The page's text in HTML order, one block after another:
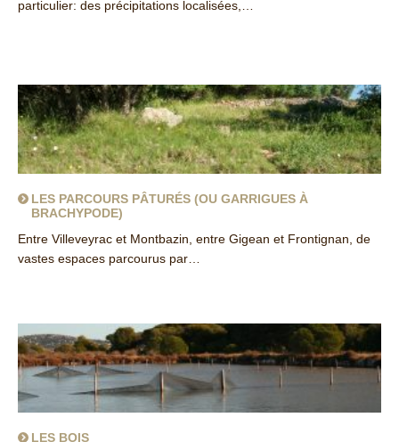
particulier: des précipitations localisées,…
LES PARCOURS PÂTURÉS (OU GARRIGUES À
BRACHYPODE)
Entre Villeveyrac et Montbazin, entre Gigean et Frontignan, de
vastes espaces parcourus par…
LES BOIS